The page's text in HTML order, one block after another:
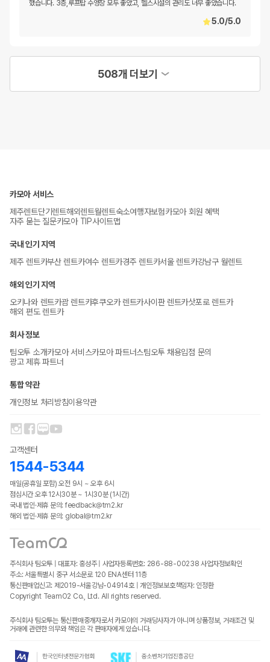
했습니다. 3층,루프탑 수영장 모두 좋았고, 헬스시설의 관리도 너무 좋았습니다.
5.0/5.0
508개 더보기
카모아 서비스
제주렌트단기렌트해외렌트월렌트숙소여행자보험카모아 회원 혜택
자주 묻는 질문카모아 TIP사이트맵
국내 인기 지역
제주 렌트카부산 렌트카여수 렌트카경주 렌트카서울 렌트카강남구 월렌트
해외 인기 지역
오키나와 렌트카괌 렌트카후쿠오카 렌트카사이판 렌트카삿포로 렌트카
해외 편도 렌트카
회사 정보
팀오투 소개카모아 서비스카모아 파트너스팀오투 채용입점 문의
광고 제휴 파트너
통합 약관
개인정보 처리방침이용약관
고객센터
1544-5344
매일(공휴일 포함) 오전 9시 ~ 오후 6시
점심시간 오후 12시30분 ~ 1시30분 (1시간)
국내 법인·제휴 문의: feedback@tm2.kr
해외 법인·제휴 문의: global@tm2.kr
주식회사 팀오투 | 대표자: 홍성주 | 사업자등록번호: 286-88-00238 사업자정보확인
주소: 서울특별시 중구 서소문로 120 ENA센터 11층
통신판매업신고: 제2019-서울강남-04914호 | 개인정보보호책임자: 인정환
Copyright TeamO2 Co., Ltd. All rights reserved.
주식회사 팀오투는 통신판매중개자로서 카모아의 거래당사자가 아니며 상품정보, 거래조건 및
거래에 관련한 의무와 책임은 각 판매자에게 있습니다.